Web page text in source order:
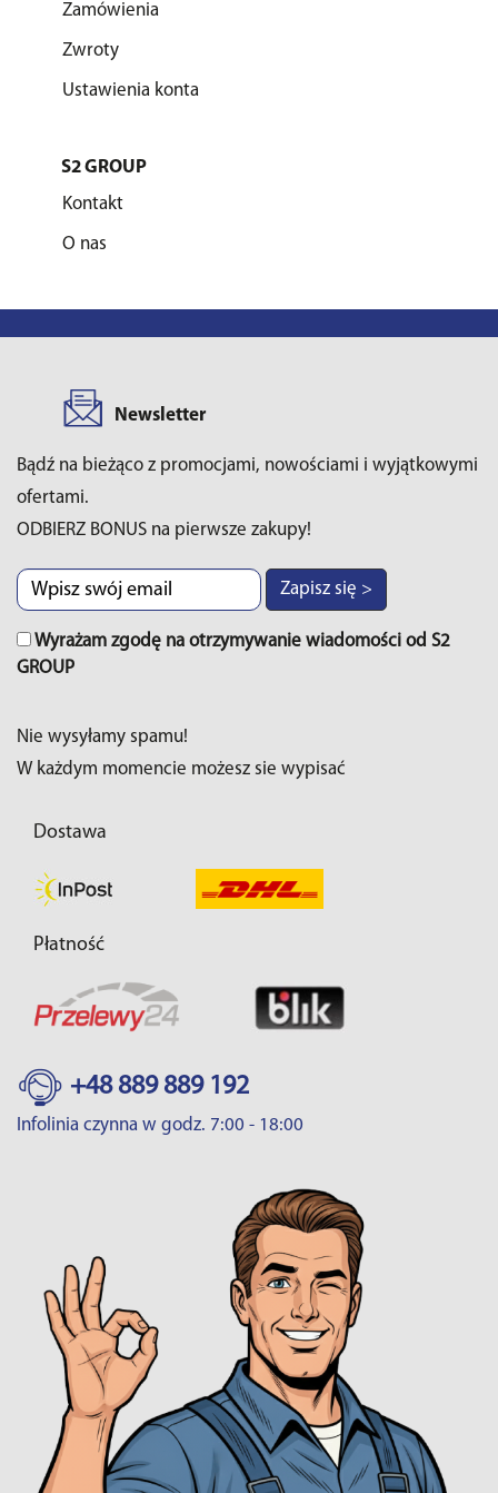
Zamówienia
Zwroty
Ustawienia konta
S2 GROUP
Kontakt
O nas
Newsletter
Bądź na bieżąco z promocjami, nowościami i wyjątkowymi
ofertami.
ODBIERZ BONUS na pierwsze zakupy!
Zapisz się >
Wyrażam zgodę na otrzymywanie wiadomości od S2
GROUP
Nie wysyłamy spamu!
W każdym momencie możesz sie wypisać
Dostawa
Płatność
+48 889 889 192
Infolinia czynna w godz. 7:00 - 18:00